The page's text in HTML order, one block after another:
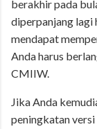
berakhir pada
diperpanjang lagi
mendapat
Anda harus
CMIIW.
Jika Anda
peningkatan versi